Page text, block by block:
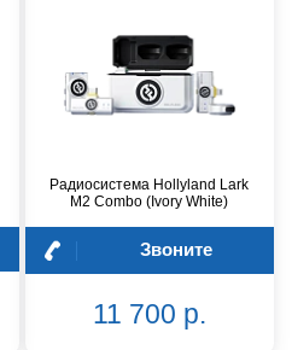
Радиосистема Hollyland Lark
M2 Combo (Ivory White)
Звоните
11 700 р.